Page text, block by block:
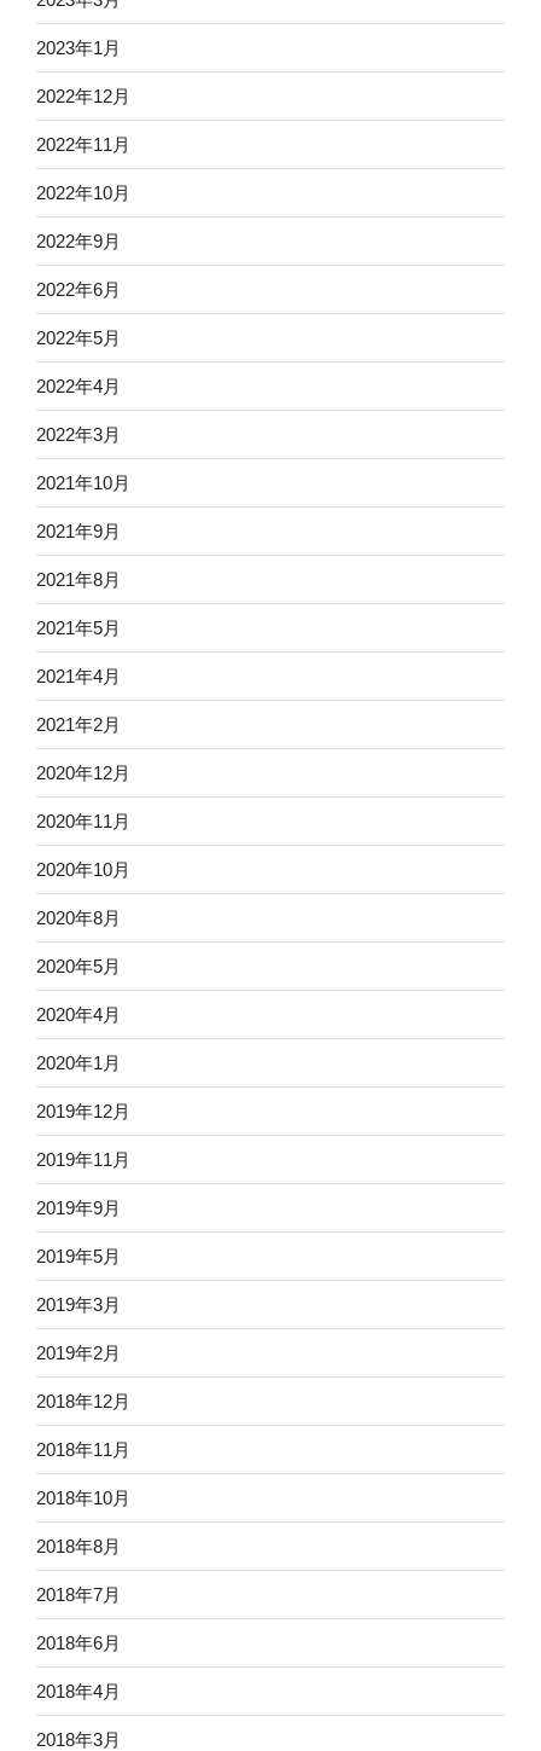
2023年1月
2022年12月
2022年11月
2022年10月
2022年9月
2022年6月
2022年5月
2022年4月
2022年3月
2021年10月
2021年9月
2021年8月
2021年5月
2021年4月
2021年2月
2020年12月
2020年11月
2020年10月
2020年8月
2020年5月
2020年4月
2020年1月
2019年12月
2019年11月
2019年9月
2019年5月
2019年3月
2019年2月
2018年12月
2018年11月
2018年10月
2018年8月
2018年7月
2018年6月
2018年4月
2018年3月